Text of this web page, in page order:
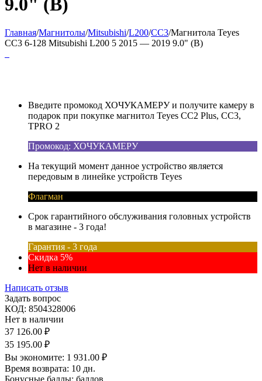
Главная/Магнитолы/Mitsubishi/L200/CC3/Магнитола Teyes
CC3 6-128 Mitsubishi L200 5 2015 — 2019 9.0" (B)
Введите промокод ХОЧУКАМЕРУ и получите камеру в
подарок при покупке магнитол Teyes CC2 Plus, CC3,
TPRO 2
Промокод: ХОЧУКАМЕРУ
На текущий момент данное устройство является
передовым в линейке устройств Teyes
Флагман
Срок гарантийного обслуживания головных устройств
в магазине - 3 года!
Гарантия - 3 года
Скидка 5%
Нет в наличии
Написать отзыв
Задать вопрос
КОД: 8504328006
Нет в наличии
37 126.00 ₽
35 195.00 ₽
Вы экономите: 1 931.00 ₽
Время возврата: 10 дн.